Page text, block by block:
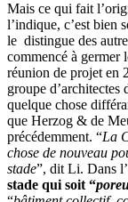
Mais ce qui fait
l’indique, c’est bien
le distingue des
commencé à germer
réunion de projet en
groupe d’architectes
quelque chose
que Herzog & de
précédemment. “La
chose de nouveau
stade”, dit Li. Dans
stade qui soit “